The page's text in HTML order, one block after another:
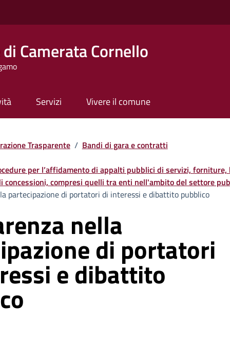
Camerata Cornello
Servizi Vivere il comune
Trasparente / Bandi di gara e contratti
per l’affidamento di appalti pubblici di servizi,
concessioni, compresi quelli tra enti nell'ambito del settore
partecipazione di portatori di interessi e dibattito pubblico
nella
di portatori
e dibattito